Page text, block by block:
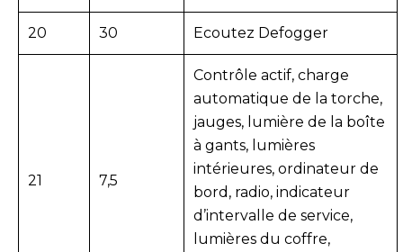
20 30 Ecoutez Defogger
21 7,5
Contrôle actif, charge
automatique de la torche,
jauges, lumière de la boîte
à gants, lumières
intérieures, ordinateur de
bord, radio, indicateur
d’intervalle de service,
lumières du coffre,